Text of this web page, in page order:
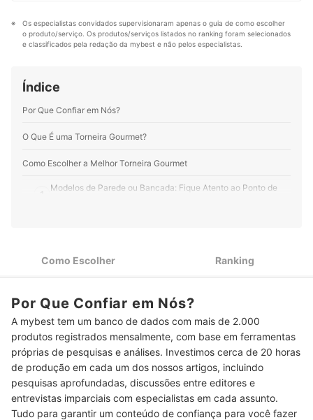
como o trabalho na mybest é transdisciplinar, consigo
ampliar meus conhecimentos estudando para revisar e
atualizar artigos de áreas diferentes da minha
Os especialistas convidados supervisionaram apenas o guia de como escolher
o produto/serviço. Os produtos/serviços listados no ranking foram selecionados
e classificados pela redação da mybest e não pelos especialistas.
Índice
Por Que Confiar em Nós?
O Que É uma Torneira Gourmet?
Como Escolher a Melhor Torneira Gourmet
1
Modelos de Parede ou Bancada: Fique Atento ao Ponto de
Para Alcance Total na Cuba: Prefira a Torneira Gourmet
4
Água Quente na Pia: Escolha entre Monocomando, Duplo
Comando ou Elétrica
5
Água Pura Direto da Pia: Considere a Torneira Gourmet com
Filtro
6
Para Evitar Problemas: Entenda a Pressão da Água e o
Material da Torneira
Top 10 Melhores Torneiras Gourmet
Como Escolher Ranking
Por Que Confiar em Nós?
A mybest tem um banco de dados com mais de 2.000
produtos registrados mensalmente, com base em ferramentas
próprias de pesquisas e análises. Investimos cerca de 20 horas
de produção em cada um dos nossos artigos, incluindo
pesquisas aprofundadas, discussões entre editores e
entrevistas imparciais com especialistas em cada assunto.
Tudo para garantir um conteúdo de confiança para você fazer